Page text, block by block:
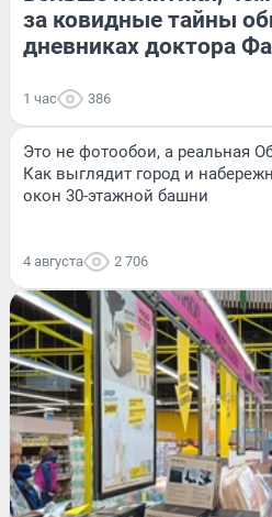
за ковидные тайны
дневниках доктора
1 час 386
Это не фотообои, а реальная
Как выглядит город и
окон 30-этажной башни
4 августа 2 706